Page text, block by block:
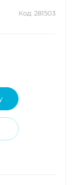
Код: 281503